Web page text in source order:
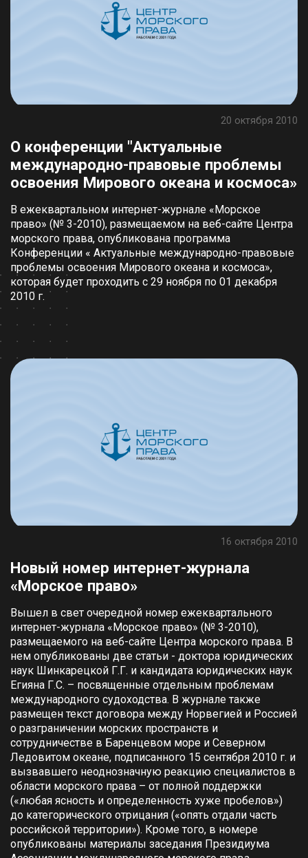
20 октября 2010
О конференции "Актуальные
международно-правовые проблемы
освоения Мирового океана и космоса»
В ежеквартальном интернет-журнале «Морское
право» (№ 3-2010), размещаемом на веб-сайте Центра
морского права, опубликована программа
Конференции « Актуальные международно-правовые
проблемы освоения Мирового океана и космоса»,
которая будет проходить с 29 ноября по 01 декабря
2010 г.
16 октября 2010
Новый номер интернет-журнала
«Морское право»
Вышел в свет очередной номер ежеквартального
интернет-журнала «Морское право» (№ 3-2010),
размещаемого на веб-сайте Центра морского права. В
нем опубликованы две статьи - доктора юридических
наук Шинкарецкой Г.Г. и кандидата юридических наук
Егияна Г.С. – посвященные отдельным проблемам
международного судоходства. В журнале также
размещен текст договора между Норвегией и Россией
о разграничении морских пространств и
сотрудничестве в Баренцевом море и Северном
Ледовитом океане, подписанного 15 сентября 2010 г. и
вызвавшего неоднозначную реакцию специалистов в
области морского права – от полной поддержки
(«любая ясность и определенность хуже пробелов»)
до категорического отрицания («опять отдали часть
российской территории»). Кроме того, в номере
опубликованы материалы заседания Президиума